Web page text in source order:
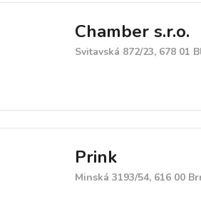
Chamber s.r.o.
Svitavská 872/23, 678 01
Prink
Minská 3193/54, 616 00